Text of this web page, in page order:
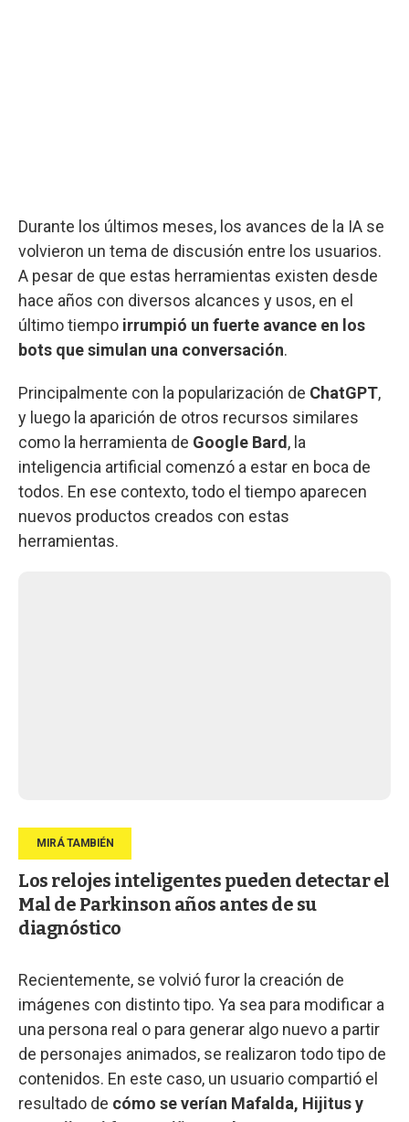
Durante los últimos meses, los avances de la IA se
volvieron un tema de discusión entre los usuarios.
A pesar de que estas herramientas existen desde
hace años con diversos alcances y usos, en el
último tiempo irrumpió un fuerte avance en los
bots que simulan una conversación.
Principalmente con la popularización de ChatGPT,
y luego la aparición de otros recursos similares
como la herramienta de Google Bard , la
inteligencia artificial comenzó a estar en boca de
todos. En ese contexto, todo el tiempo aparecen
nuevos productos creados con estas
herramientas.
Los relojes inteligentes pueden detectar el
Mal de Parkinson años antes de su
diagnóstico
Recientemente, se volvió furor la creación de
imágenes con distinto tipo. Ya sea para modificar a
una persona real o para generar algo nuevo a partir
de personajes animados, se realizaron todo tipo de
contenidos. En este caso, un usuario compartió el
resultado de cómo se verían Mafalda, Hijitus y